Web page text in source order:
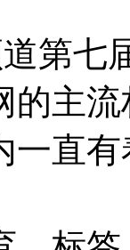
第七
的主
一直